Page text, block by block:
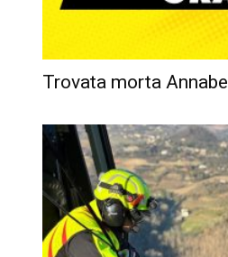
Trovata morta